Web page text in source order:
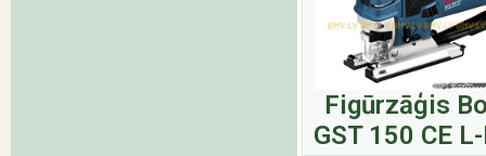
Figūrzāģis
GST 150 CE